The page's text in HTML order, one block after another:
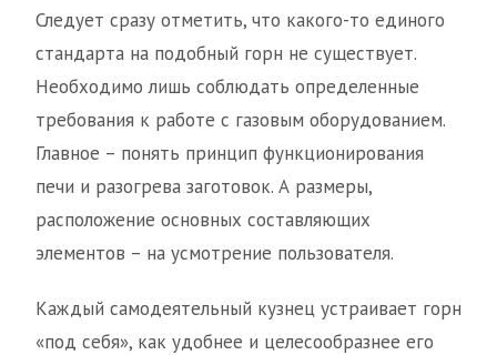
Следует сразу отметить, что какого-то единого
стандарта на подобный горн не существует.
Необходимо лишь соблюдать определенные
требования к работе с газовым оборудованием.
Главное – понять принцип функционирования
печи и разогрева заготовок. А размеры,
расположение основных составляющих
элементов – на усмотрение пользователя.
Каждый самодеятельный кузнец устраивает горн
«под себя», как удобнее и целесообразнее его